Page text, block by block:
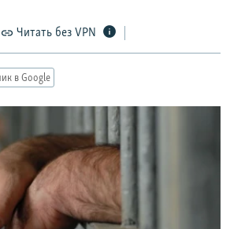
РАССЫЛКУ
Читать без VPN
в Google